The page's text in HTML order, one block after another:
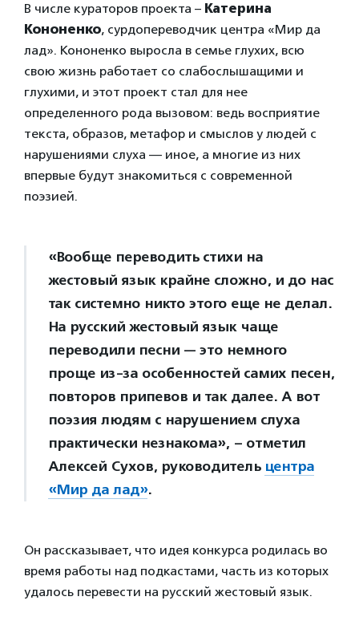
В числе кураторов проекта – Катерина
Кононенко, сурдопереводчик центра «Мир да
лад». Кононенко выросла в семье глухих, всю
свою жизнь работает со слабослышащими и
глухими, и этот проект стал для нее
определенного рода вызовом: ведь восприятие
текста, образов, метафор и смыслов у людей с
нарушениями слуха — иное, а многие из них
впервые будут знакомиться с современной
поэзией.
«Вообще переводить стихи на
жестовый язык крайне сложно, и до нас
так системно никто этого еще не делал.
На русский жестовый язык чаще
переводили песни — это немного
проще из-за особенностей самих песен,
повторов припевов и так далее. А вот
поэзия людям с нарушением слуха
практически незнакома», – отметил
Алексей Сухов, руководитель центра
«Мир да лад».
Он рассказывает, что идея конкурса родилась во
время работы над подкастами, часть из которых
удалось перевести на русский жестовый язык.